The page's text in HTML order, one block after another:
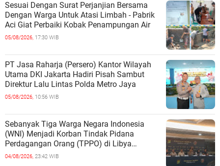
Sesuai Dengan Surat Perjanjian Bersama
Dengan Warga Untuk Atasi Limbah - Pabrik
Aci Giat Perbaiki Kobak Penampungan Air
05/08/2026, 17:30 WIB
PT Jasa Raharja (Persero) Kantor Wilayah
Utama DKI Jakarta Hadiri Pisah Sambut
Direktur Lalu Lintas Polda Metro Jaya
05/08/2026, 10:56 WIB
Sebanyak Tiga Warga Negara Indonesia
(WNI) Menjadi Korban Tindak Pidana
Perdagangan Orang (TPPO) di Libya
Berhasil Dipulangkan Ke - Indonesia. Mereka
04/08/2026, 23:42 WIB